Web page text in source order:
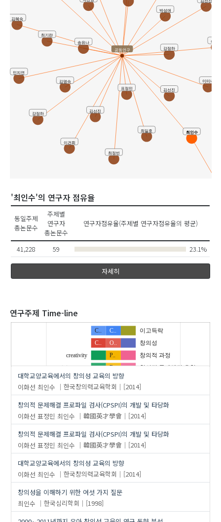
이건희
송유나
최일호
최기란
김선진
이채
김혜숙
최정빈
박성애
표정민
이미나
강정하
김명숙
강정하
민지연
김선진
최인수
공동연구
'최인수'의 연구자 점유율
동일주제
총논문수
주제별
연구자
총논문수
연구자점유율(주제별 연구자점유율의 평균)
41,228 59 23.1%
자세히
연구주제 Time-line
…
C..
C..
C..
O..
P..
R..
creativity
creativitycourse
li…
교양 교육
내.
대.
민.
연구 동향
이고득락
조직창의성
창의성
창의성
창의적 과정
창의적 문제해결 유형
창의적문제해결(CPS)
창의적문제해결프로파일검사(CPSPI)
행복
의 발표논문(48)
대학교양교육에서의 창의성 교육의 방향
이화선 최인수 한국창의력교육학회
[2014]
창의적 문제해결 프로파일 검사(CPSPI)의 개발 및 타당화
이화선 표정민 최인수 韓國英才學會
[2014]
창의적 문제해결 프로파일 검사(CPSPI)의 개발 및 타당화
이화선 표정민 최인수 韓國英才學會
[2014]
대학교양교육에서의 창의성 교육의 방향
이화선 최인수 한국창의력교육학회
[2014]
창의성을 이해하기 위한 여섯 가지 질문
최인수
한국심리학회
[1998]